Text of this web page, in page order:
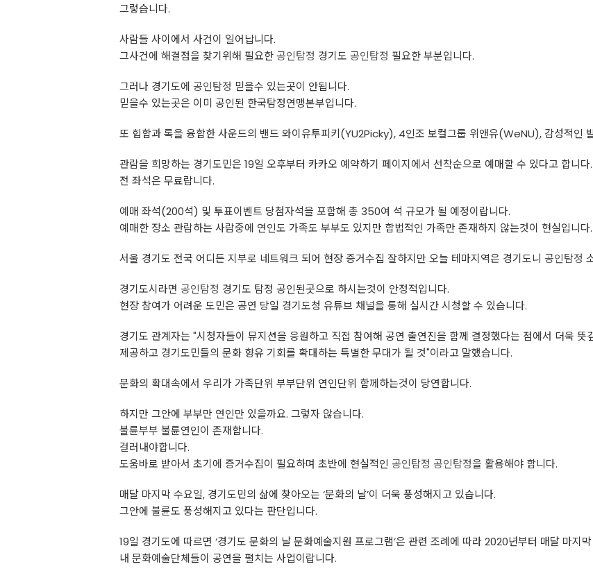
그렇습니다.
사람들 사이에서 사건이 일어납니다.
그사건에 해결점을 찾기위해 필요한공인탐정 경기도 공인탐정 필요한 부분입니다.
그러나 경기도에 공인탐정 믿을수 있는곳이 안됩니다.
믿을수 있는곳은 이미 공인된 한국탐정연맹본부입니다.
또 힙합과 록을 융합한 사운드의 밴드 와이유투피키(YU2Picky), 4인조 보컬그룹 위앤유(WeNU), 감성적인
관람을 희망하는 경기도민은 19일 오후부터 카카오 예약하기 페이지에서 선착순으로 예매할 수 있다고 합니다.
전 좌석은 무료랍니다.
예매 좌석(200석) 및 투표이벤트 당첨자석을 포함해 총 350여 석 규모가 될 예정이랍니다.
예매한 장소 관람하는 사람중에 연인도 가족도 부부도 있지만 합법적인 가족만 존재하지 않는것이 현실입니다.
서울 경기도 전국 어디든 지부로 네트워크 되어 현장 증거수집 잘하지만 오늘 테마지역은 경기도니 공인탐정
경기도시라면 공인탐정 경기도 탐정 공인된곳으로 하시는것이 안정적입니다.
현장 참여가 어려운 도민은 공연 당일 경기도청 유튜브 채널을 통해 실시간 시청할 수 있습니다.
경기도 관계자는 "시청자들이 뮤지션을 응원하고 직접 참여해 공연 출연진을 함께 결정했다는 점에서 더욱
제공하고 경기도민들의 문화 향유 기회를 확대하는 특별한 무대가 될 것"이라고 말했습니다.
문화의 확대속에서 우리가 가족단위 부부단위 연인단위 함께하는것이 당연합니다.
하지만 그안에 부부만 연인만 있을까요. 그렇자 않습니다.
불륜부부 불륜연인이 존재합니다.
걸러내야합니다.
도움바로 받아서 초기에 증거수집이 필요하며 초반에 현실적인 공인탐정 공인탐정을 활용해야 합니다.
매달 마지막 수요일, 경기도민의 삶에 찾아오는 ‘문화의 날’이 더욱 풍성해지고 있습니다.
그안에 불륜도 풍성해지고 있다는 판단입니다.
19일 경기도에 따르면 ‘경기도 문화의 날 문화예술지원 프로그램’은 관련 조례에 따라 2020년부터 매달 마지
내 문화예술단체들이 공연을 펼치는 사업이랍니다.